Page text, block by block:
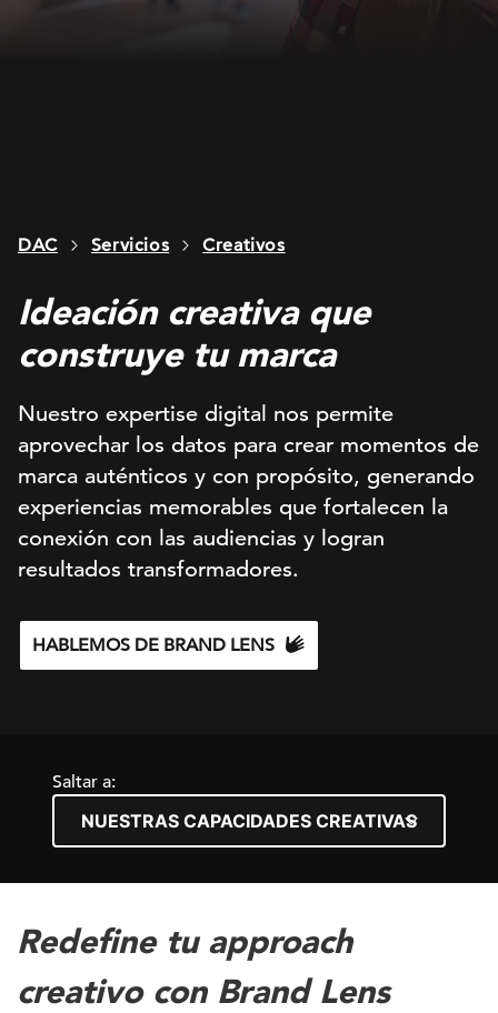
DAC Servicios Creativos
Ideación creativa que
construye tu marca
Nuestro expertise digital nos permite
aprovechar los datos para crear momentos de
marca auténticos y con propósito, generando
experiencias memorables que fortalecen la
conexión con las audiencias y logran
resultados transformadores.
HABLEMOS DE BRAND LENS
Saltar a:
Redefine tu approach
creativo con Brand Lens